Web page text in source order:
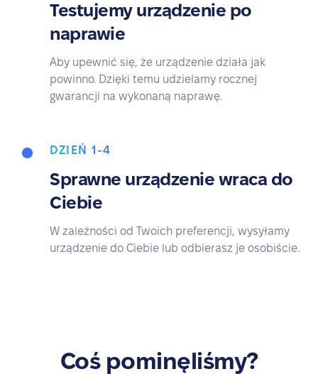
Testujemy urządzenie po
naprawie
Aby upewnić się, że urządzenie działa jak
powinno. Dzięki temu udzielamy rocznej
gwarancji na wykonaną naprawę.
DZIEŃ 1-4
Sprawne urządzenie wraca do
Ciebie
W zależności od Twoich preferencji, wysyłamy
urządzenie do Ciebie lub odbierasz je osobiście.
Coś pominęliśmy?